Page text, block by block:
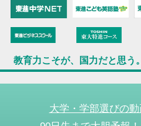
教育力こそが、国力だと思う。
大学・学部選びの